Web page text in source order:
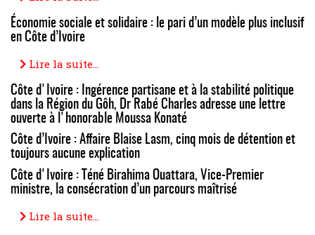
Économie sociale et solidaire : le pari d’un modèle plus inclusif
en Côte d’Ivoire
Lire la suite...
Côte d'Ivoire : Ingérence partisane et à la stabilité politique
dans la Région du Gôh, Dr Rabé Charles adresse une lettre
ouverte à l'honorable Moussa Konaté
Côte d’Ivoire : Affaire Blaise Lasm, cinq mois de détention et
toujours aucune explication
Côte d'Ivoire : Téné Birahima Ouattara, Vice-Premier
ministre, la consécration d’un parcours maîtrisé
Lire la suite...